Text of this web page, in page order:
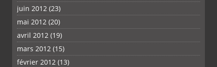
juin 2012 (23)
mai 2012 (20)
avril 2012 (19)
mars 2012 (15)
février 2012 (13)